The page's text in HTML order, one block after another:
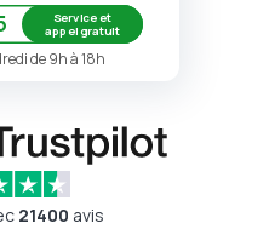
Service et
appel gratuit
de 9h à 18h
21400 avis